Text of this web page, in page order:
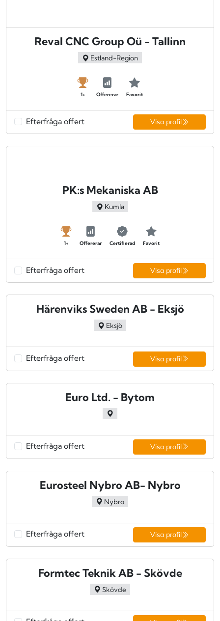
Reval CNC Group Oü - Tallinn
Estland-Region
1+ Offererar Favorit
Efterfråga offert Visa profil
PK:s Mekaniska AB
Kumla
1+ Offererar Certifierad Favorit
Efterfråga offert Visa profil
Härenviks Sweden AB - Eksjö
Eksjö
Efterfråga offert Visa profil
Euro Ltd. - Bytom
Efterfråga offert Visa profil
Eurosteel Nybro AB- Nybro
Nybro
Efterfråga offert Visa profil
Formtec Teknik AB - Skövde
Skövde